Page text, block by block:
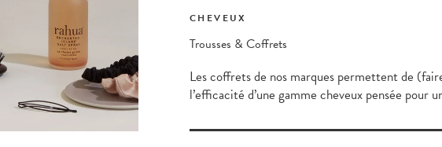
CHEVEUX
Trousses & Coffrets
Les coffrets de nos marques permettent de
l’efficacité d’une gamme cheveux pensée pour